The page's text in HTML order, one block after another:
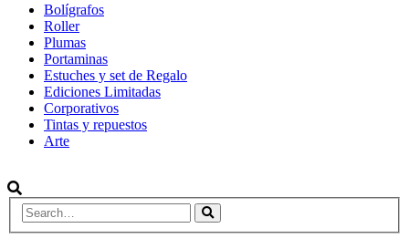
Bolígrafos
Roller
Plumas
Portaminas
Estuches y set de Regalo
Ediciones Limitadas
Corporativos
Tintas y repuestos
Arte